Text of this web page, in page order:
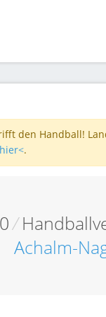
den Handball!
.
/
Achalm-